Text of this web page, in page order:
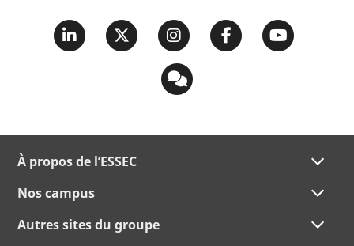
À propos de l’ESSEC
Nos campus
Autres sites du groupe